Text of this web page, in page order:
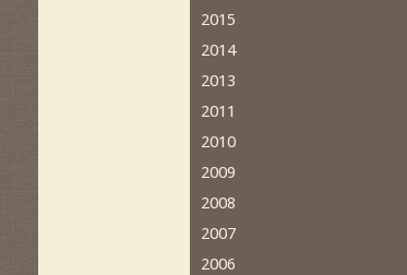
2015
2014
2013
2011
2010
2009
2008
2007
2006